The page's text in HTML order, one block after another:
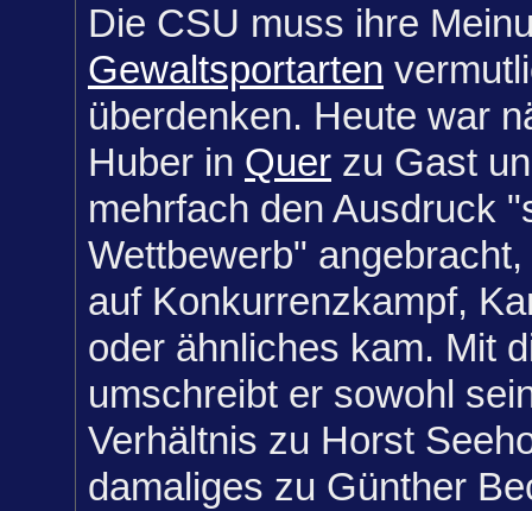
Die CSU muss ihre
Gewaltsportarten
überdenken. Heute war
Huber in Quer zu Gast
mehrfach den Ausdruck
Wettbewerb"
auf Konkurrenzkampf,
oder ähnliches kam. Mit
umschreibt er sowohl
Verhältnis zu Horst
damaliges zu Günther